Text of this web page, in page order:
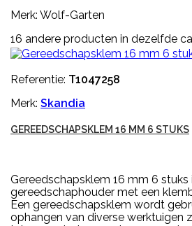
Merk: Wolf-Garten
16 andere producten in dezelfde
Referentie: T1047258
Merk: Skandia
GEREEDSCHAPSKLEM 16 MM 6 STUKS
Gereedschapsklem 16 mm 6 stuks
gereedschaphouder met een
Een gereedschapsklem wordt
ophangen van diverse werktuigen